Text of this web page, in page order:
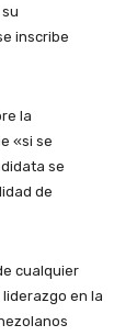
inscribe
la
«si se
se
de
cualquier
en la